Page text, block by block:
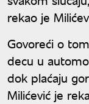
rekao je
Govoreći o
decu u
dok plaćaju
Milićević je